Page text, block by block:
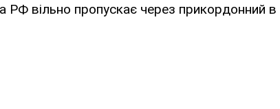
вільно пропускає через прикордонний в